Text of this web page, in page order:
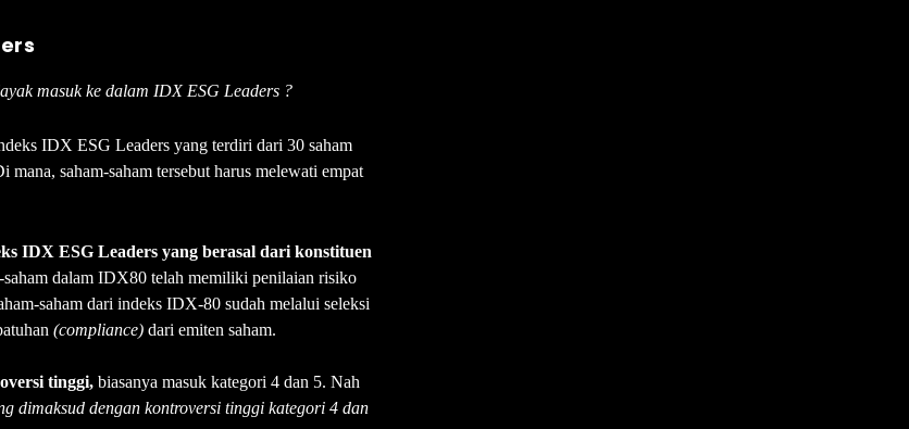
masuk ke dalam IDX ESG Leaders ?
IDX ESG Leaders yang terdiri dari 30 saham
saham-saham tersebut harus melewati empat
IDX ESG Leaders yang berasal dari konstituen
saham dalam IDX80 telah memiliki penilaian risiko
saham dari indeks IDX-80 sudah melalui seleksi
(compliance) dari emiten saham.
tinggi, biasanya masuk kategori 4 dan 5. Nah
dimaksud dengan kontroversi tinggi kategori 4 dan